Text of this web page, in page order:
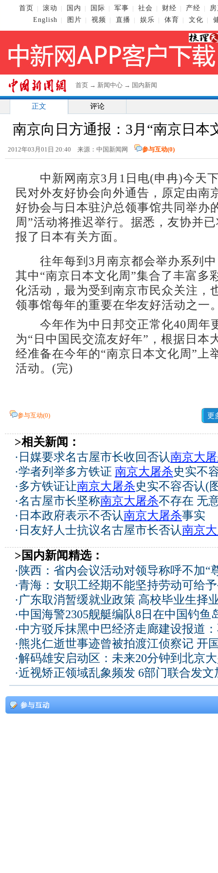
首页 滚动 国内 国际 军事 社会 财经 产经
English
图片 视频 直播 娱乐 体育 文化
首页 → 新闻中心 → 国内新闻
正文 评论
南京向日方通报：3月“南京日本
2012年03月01日 20:40 来源：中国新闻网 参与互动(0)
中新网南京3月1日电(申冉)今天
民对外友好协会向外通告，原定由南
好协会与日本驻沪总领事馆共同举办
周”活动将推迟举行。据悉，友协并
报了日本有关方面。
往年每到3月南京都会举办系列中
其中“南京日本文化周”集合了丰富多
化活动，最为受到南京市民众关注，
领事馆每年的重要在华友好活动之一
今年作为中日邦交正常化40周年
为“日中国民交流友好年”，根据日本
经准备在今年的“南京日本文化周”上
活动。(完)
参与互动(0) 更
>相关新闻：
· 日媒要求名古屋市长收回否认南京大
·学者列举多方铁证 南京大屠杀史实不
·多方铁证让南京大屠杀史实不容否认(
·名古屋市长坚称南京大屠杀不存在 无
· 日本政府表示不否认南京大屠杀事实
· 日友好人士抗议名古屋市长否认南京
>国内新闻精选：
· 陕西：省内会议活动对领导称呼不加“
·青海：女职工经期不能坚持劳动可给
·广东取消暂缓就业政策 高校毕业生择
·中国海警2305舰艇编队8日在中国钓鱼
·中方驳斥抹黑中巴经济走廊建设报道
·熊兆仁逝世事迹曾被拍渡江侦察记 开
·解码雄安启动区：未来20分钟到北京
·近视矫正领域乱象频发 6部门联合发文